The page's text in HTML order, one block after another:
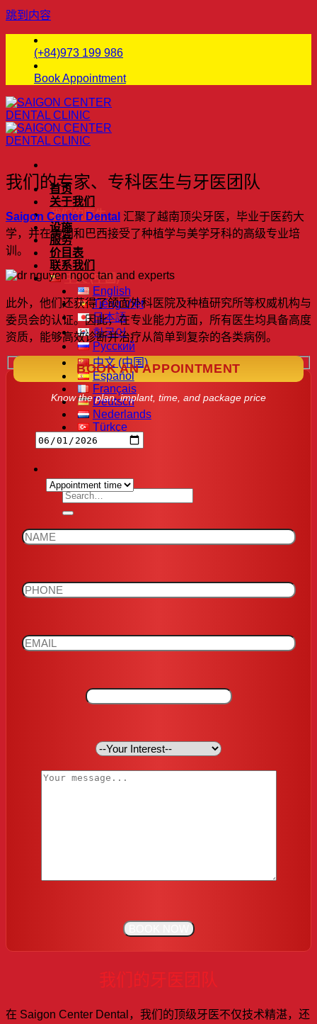
跳到内容
(+84)973 199 986
Book Appointment
首页
关于我们
我们的医生
设施
服务
价目表
联系我们
中文 (中国)
English
Tiếng Việt
日本語
한국어
Русский
中文 (中国)
Español
Français
Deutsch
Nederlands
Türkçe
ไทย
我们的专家、专科医生与牙医团队
Saigon Center Dental 汇聚了越南顶尖牙医，毕业于医药大
学，并在美国和巴西接受了种植学与美学牙科的高级专业培
训。
此外，他们还获得了颌面外科医院及种植研究所等权威机构与
委员会的认证。因此，在专业能力方面，所有医生均具备高度
资质，能够高效诊断并治疗从简单到复杂的各类病例。
BOOK AN APPOINTMENT
Know the plan, implant, time, and package price
我们的牙医团队
在 Saigon Center Dental，我们的顶级牙医不仅技术精湛，还